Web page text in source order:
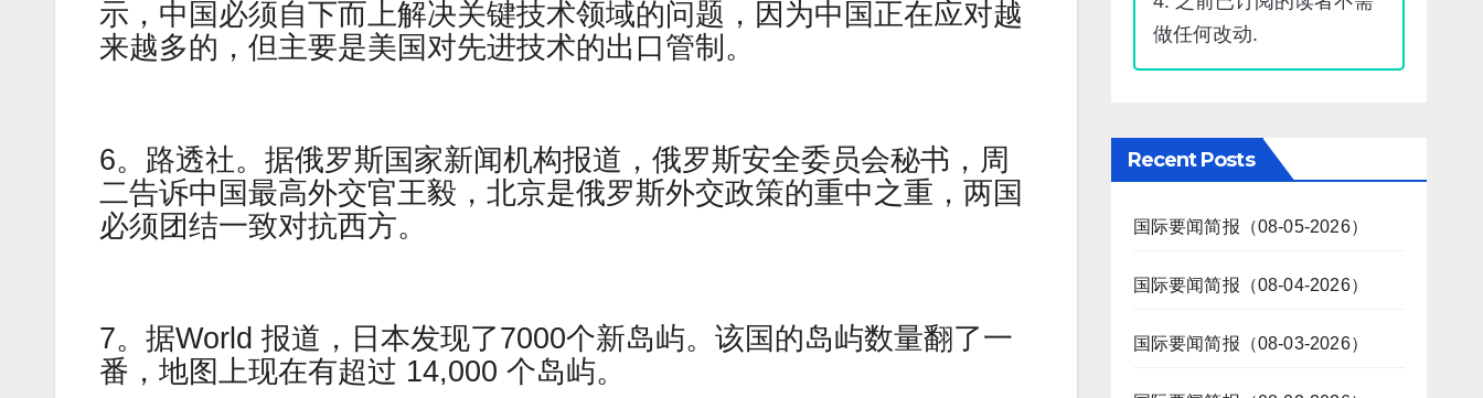
示，中国必须自下而上解决关键技术领域的问题，因为中国正在应对越
来越多的，但主要是美国对先进技术的出口管制。
6。路透社。据俄罗斯国家新闻机构报道，俄罗斯安全委员会秘书，周
二告诉中国最高外交官王毅，北京是俄罗斯外交政策的重中之重，两国
必须团结一致对抗西方。
7。据World 报道，日本发现了7000个新岛屿。该国的岛屿数量翻了一
番，地图上现在有超过 14,000 个岛屿。
做任何改动.
Recent Posts
国际要闻简报（08-05-2026）
国际要闻简报（08-04-2026）
国际要闻简报（08-03-2026）